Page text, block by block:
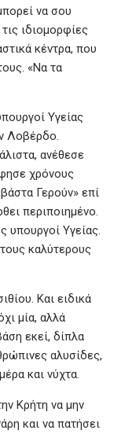
να σου
ιδιομορφίες
κέντρα, που
«Να τα
Υγείας
Λοβέρδο.
ανέθεσε
χρόνους
Γερούν» επί
περιποιημένο.
υπουργοί Υγείας.
καλύτερους
Και ειδικά
μία, αλλά
εκεί, δίπλα
αλυσίδες,
και νύχτα.
Κρήτη να μην
και να πατήσει